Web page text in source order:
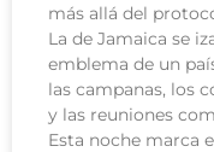
más allá del
La de Jamaica se
emblema de un
las campanas, los
y las reuniones
Esta noche marca